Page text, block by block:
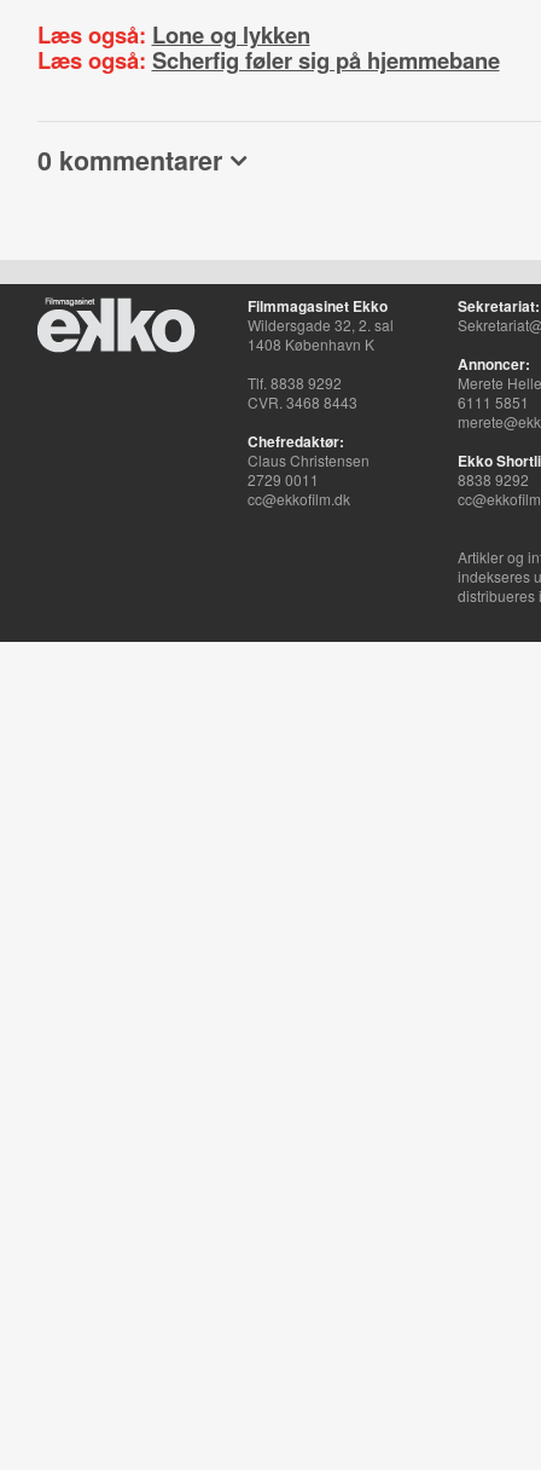
Læs også: Lone og lykken
Læs også: Scherfig føler sig på hjemmebane
0 kommentarer
Filmmagasinet Ekko
Wildersgade 32, 2. sal
1408 København K
Tlf. 8838 9292
CVR. 3468 8443
Chefredaktør:
Claus Christensen
2729 0011
cc@ekkofilm.dk
Sekretariat:
Annoncer:
Merete
6111 5851
Ekko
8838 9292
Artikler og
indekseres
distribueres